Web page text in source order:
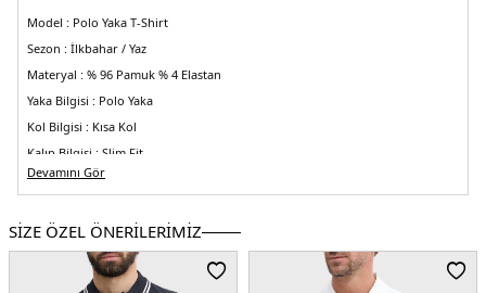
Model : Polo Yaka T-Shirt
Sezon : İlkbahar / Yaz
Materyal : % 96 Pamuk % 4 Elastan
Yaka Bilgisi : Polo Yaka
Kol Bilgisi : Kısa Kol
Kalıp Bilgisi : Slim Fit
Manken Ölçüsü :
Beden : L
Üretim Yeri :Mısır
Devamını Gör
SİZE ÖZEL ÖNERİLERİMİZ